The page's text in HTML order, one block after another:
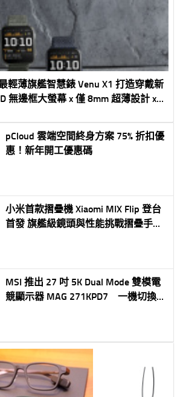
輕薄旗艦智慧錶 Venu X1 打造穿戴新
無邊框大螢幕 x 僅 8mm 超薄設計 x
pCloud 雲端空間終身方案 75% 折扣優
惠！新年開工優惠碼
小米首款摺疊機 Xiaomi MIX Flip 登台
首發 旗艦級鏡頭與性能挑戰摺疊手機
亮相
MSI 推出 27 吋 5K Dual Mode 雙模電
競顯示器 MAG 271KPD7 一機切換